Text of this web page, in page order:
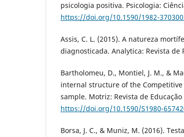
psicologia positiva. Psicologia:
https://doi.org/10.1590/1982-
Assis, C. L. (2015). A natureza
diagnosticada. Analytica: Revista de
Bartholomeu, D., Montiel, J. M., &
internal structure of the
sample. Motriz: Revista de Educação
https://doi.org/10.1590/S1980-
Borsa, J. C., & Muniz, M. (2016).